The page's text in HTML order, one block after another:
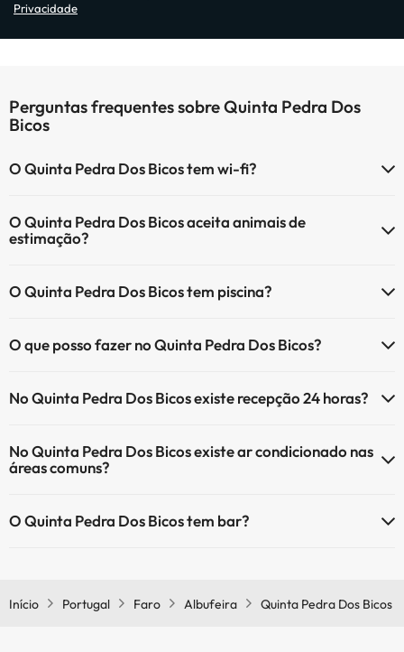
Privacidade
Perguntas frequentes sobre Quinta Pedra Dos
Bicos
O Quinta Pedra Dos Bicos tem wi-fi?
O Quinta Pedra Dos Bicos aceita animais de
estimação?
O Quinta Pedra Dos Bicos tem piscina?
Aqui tem mais info sobre a piscina e outras facilidades.
Piscina exterior (toda a temporada)
O que posso fazer no Quinta Pedra Dos Bicos?
podem ser pagas):
No Quinta Pedra Dos Bicos existe recepção 24 horas?
No Quinta Pedra Dos Bicos existe ar condicionado nas
áreas comuns?
comuns.
O Quinta Pedra Dos Bicos tem bar?
Início Portugal Faro Albufeira Quinta Pedra Dos Bicos